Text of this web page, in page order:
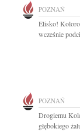
POZNAŃ
Elisko!
wcześnie
POZNAŃ
Drogiemu
głębokiego